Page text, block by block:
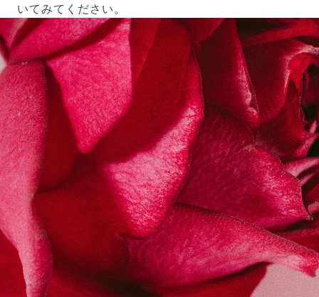
いてみてください。